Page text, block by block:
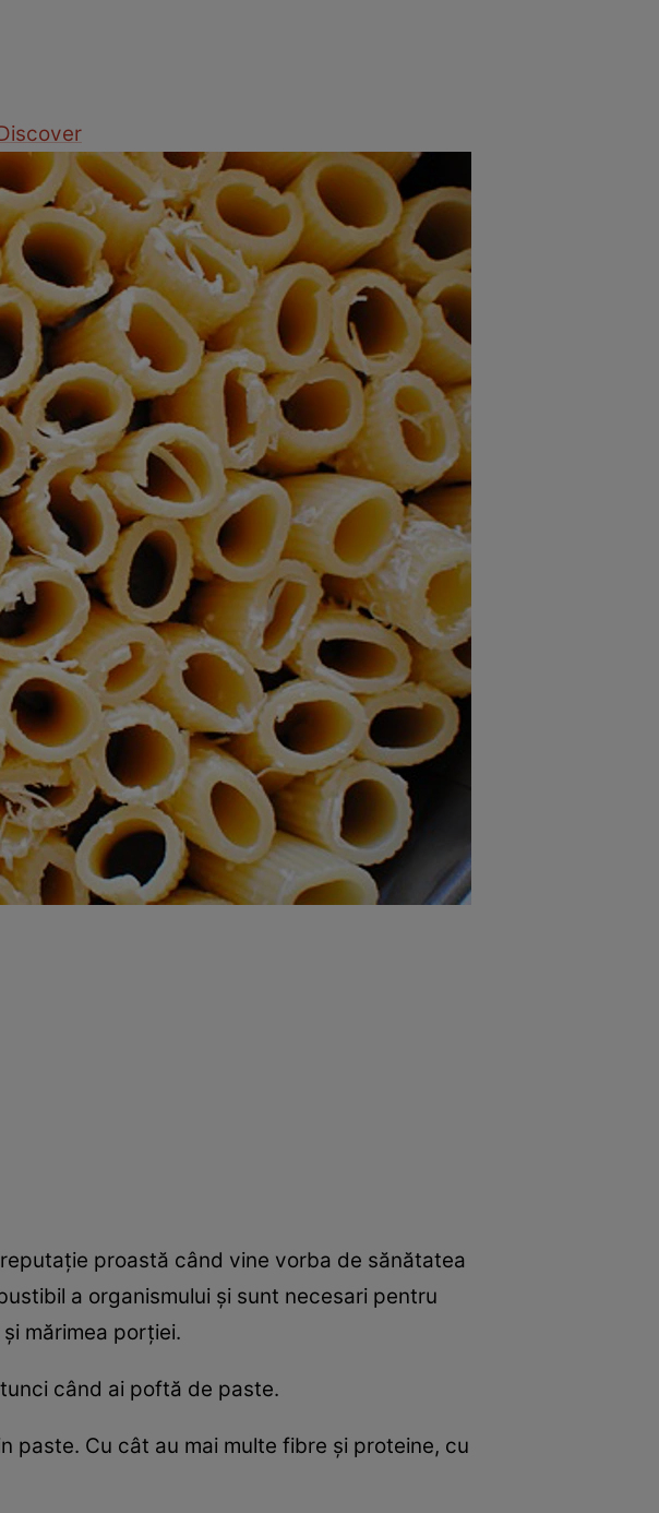
proastă când vine vorba de sănătatea
a organismului şi sunt necesari pentru
mărimea porţiei.
când ai poftă de paste.
paste. Cu cât au mai multe fibre şi proteine, cu